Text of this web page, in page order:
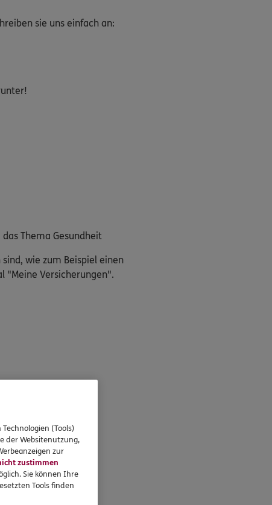
sie uns einfach an:
Thema Gesundheit
wie zum Beispiel einen
"Meine Versicherungen".
(Tools)
der Websitenutzung,
zur
zustimmen
Sie können Ihre
Tools finden